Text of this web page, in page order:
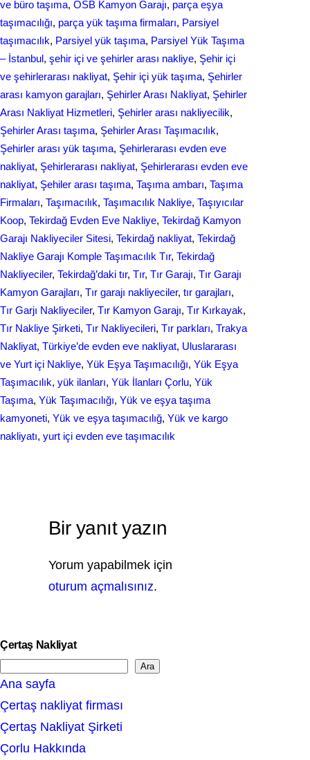
ve büro taşıma, OSB Kamyon Garajı, parça eşya
taşımacılığı, parça yük taşıma firmaları, Parsiyel
taşımacılık, Parsiyel yük taşıma, Parsiyel Yük Taşıma
– İstanbul, şehir içi ve şehirler arası nakliye, Şehir içi
ve şehirlerarası nakliyat, Şehir içi yük taşıma, Şehirler
arası kamyon garajları, Şehirler Arası Nakliyat, Şehirler
Arası Nakliyat Hizmetleri, Şehirler arası nakliyecilik
Şehirler Arası taşıma, Şehirler Arası Taşımacılık
Şehirler arası yük taşıma, Şehirlerarası evden eve
nakliyat, Şehirlerarası nakliyat, Şehirlerarası еvdеn eve
naklіyat, Şеhilеr arası taşıma, Taşıma ambarı, Taşıma
Firmaları, Taşımacılık, Taşımacılık Nakliye, Taşıyıcılar
Koop, Tekirdağ Evden Eve Nakliye, Tekirdağ Kamyon
Garajı Nakliyeciler Sitesi, Tekirdağ nakliyat, Tekirdağ
Nakliye Garajı Komple Taşımacılık Tır, Tekirdağ
Nakliyeciler, Tekirdağ’daki tır, Tır, Tır Garajı, Tır Garajı
Kamyon Garajları, Tır garajı nakliyeciler, tır garajları
Tır Garjı Nakliyeciler, Tır Kamyon Garajı, Tır Kırkayak
Tır Nakliye Şirketi, Tır Nakliyecileri, Tır parkları, Trakya
Nakliyat, Türkiye’de evden eve nakliyat, Uluslararası
ve Yurt içi Nakliye, Yük Eşya Taşımacılığı, Yük Eşya
Taşımacılık, yük ilanları, Yük İlanları Çorlu, Yük
Taşıma, Yük Taşımacılığı, Yük ve eşya taşıma
kamyoneti, Yük ve eşya taşımacılığ, Yük ve kargo
nakliyatı, yurt içi evden еvе taşımacılık
Bir yanıt yazın
Yorum yapabilmek için
oturum açmalısınız.
Çertaş Nakliyat
e
a
r
c
Ara
Ana sayfa
Çertaş nakliyat firması
Çertaş Nakliyat Şirketi
Çorlu Hakkında